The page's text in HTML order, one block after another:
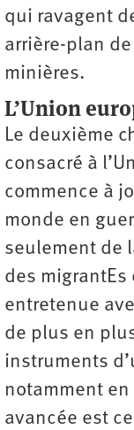
qui ravagent
arrière-plan de
minières.
L’Union
Le deuxième
consacré à
commence à
monde en
seulement de
des
entretenue
de plus en
instruments
notamment
avancée est